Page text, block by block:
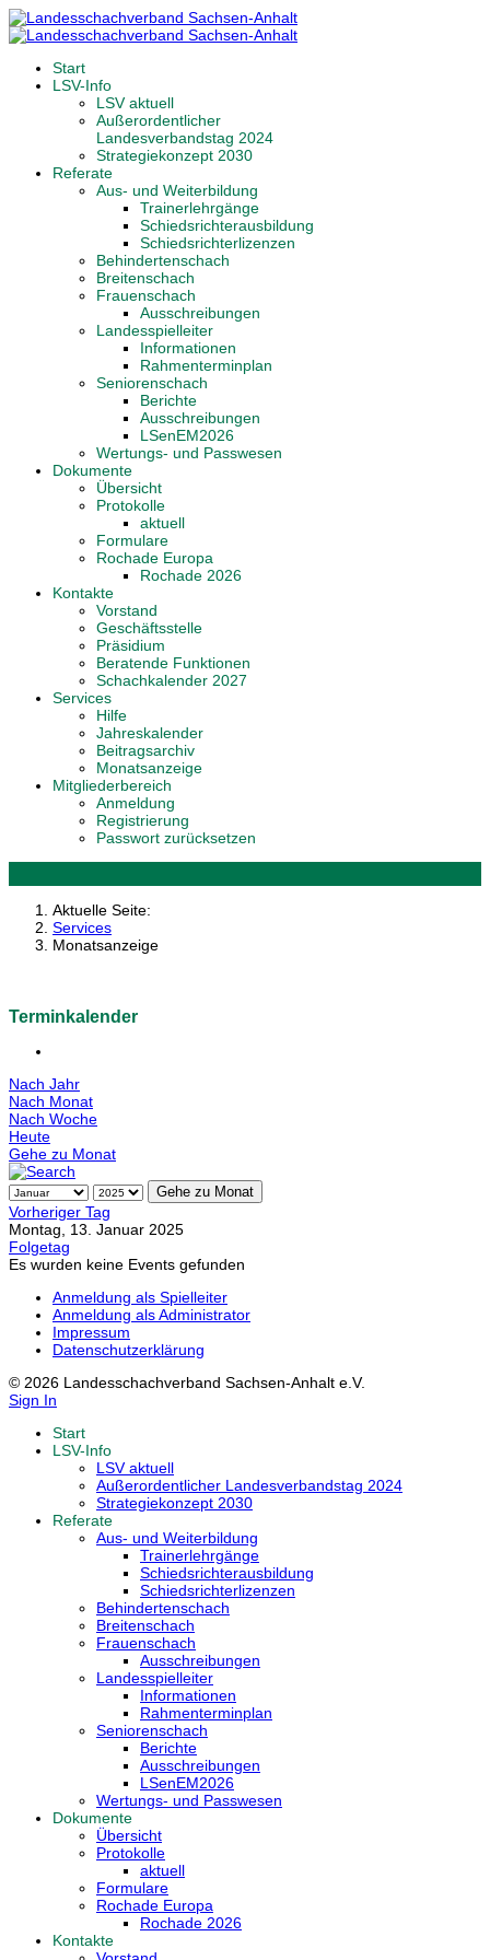
Start
LSV-Info
LSV aktuell
Außerordentlicher
Landesverbandstag 2024
Strategiekonzept 2030
Referate
Aus- und Weiterbildung
Trainerlehrgänge
Schiedsrichterausbildung
Schiedsrichterlizenzen
Behindertenschach
Breitenschach
Frauenschach
Ausschreibungen
Landesspielleiter
Informationen
Rahmenterminplan
Seniorenschach
Berichte
Ausschreibungen
LSenEM2026
Wertungs- und Passwesen
Dokumente
Übersicht
Protokolle
aktuell
Formulare
Rochade Europa
Rochade 2026
Kontakte
Vorstand
Geschäftsstelle
Präsidium
Beratende Funktionen
Schachkalender 2027
Services
Hilfe
Jahreskalender
Beitragsarchiv
Monatsanzeige
Mitgliederbereich
Anmeldung
Registrierung
Passwort zurücksetzen
Aktuelle Seite:
Services
Monatsanzeige
Terminkalender
Nach Jahr
Nach Monat
Nach Woche
Heute
Gehe zu Monat
Gehe zu Monat
Vorheriger Tag
Montag, 13. Januar 2025
Folgetag
Es wurden keine Events gefunden
Anmeldung als Spielleiter
Anmeldung als Administrator
Impressum
Datenschutzerklärung
© 2026 Landesschachverband Sachsen-Anhalt e.V.
Sign In
Start
LSV-Info
LSV aktuell
Außerordentlicher Landesverbandstag 2024
Strategiekonzept 2030
Referate
Aus- und Weiterbildung
Trainerlehrgänge
Schiedsrichterausbildung
Schiedsrichterlizenzen
Behindertenschach
Breitenschach
Frauenschach
Ausschreibungen
Landesspielleiter
Informationen
Rahmenterminplan
Seniorenschach
Berichte
Ausschreibungen
LSenEM2026
Wertungs- und Passwesen
Dokumente
Übersicht
Protokolle
aktuell
Formulare
Rochade Europa
Rochade 2026
Kontakte